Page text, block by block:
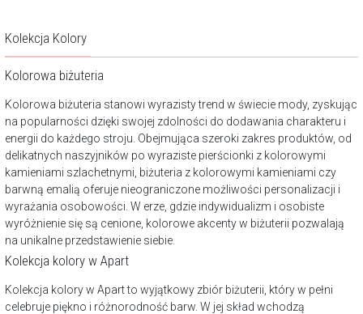
Kolekcja Kolory
Kolorowa biżuteria
Kolorowa biżuteria stanowi wyrazisty trend w świecie mody, zyskując
na popularności dzięki swojej zdolności do dodawania charakteru i
energii do każdego stroju. Obejmująca szeroki zakres produktów, od
delikatnych naszyjników po wyraziste pierścionki z kolorowymi
kamieniami szlachetnymi, biżuteria z kolorowymi kamieniami czy
barwną emalią oferuje nieograniczone możliwości personalizacji i
wyrażania osobowości. W erze, gdzie indywidualizm i osobiste
wyróżnienie się są cenione, kolorowe akcenty w biżuterii pozwalają
na unikalne przedstawienie siebie.
Kolekcja kolory w Apart
Kolekcja kolory w Apart to wyjątkowy zbiór biżuterii, który w pełni
celebruje piękno i różnorodność barw. W jej skład wchodzą